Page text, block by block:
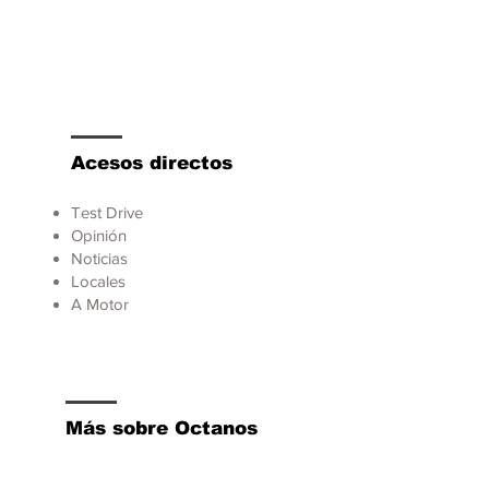
Acesos directos
Test Drive
Opinión
Noticias
Locales
A Motor
Más sobre Octanos